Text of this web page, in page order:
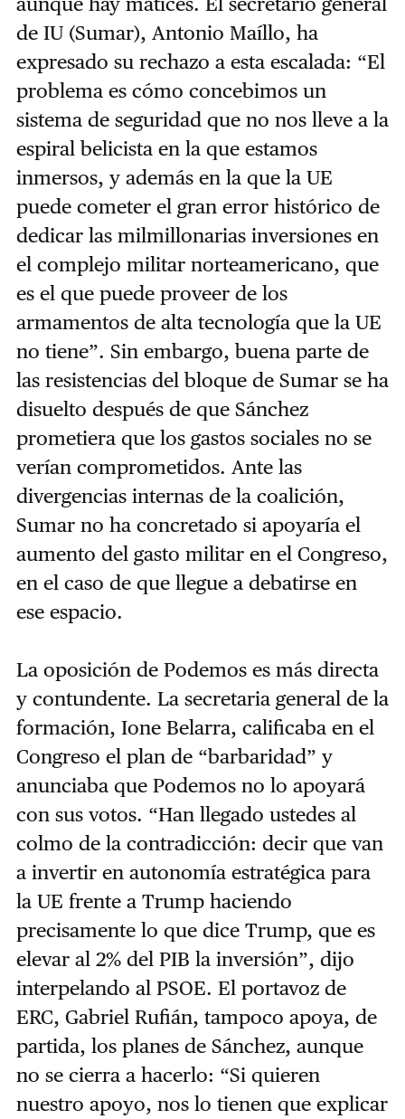
de IU (Sumar), Antonio Maíllo, ha
expresado su rechazo a esta escalada: “El
problema es cómo concebimos un
sistema de seguridad que no nos lleve a la
espiral belicista en la que estamos
inmersos, y además en la que la UE
puede cometer el gran error histórico de
dedicar las milmillonarias inversiones en
el complejo militar norteamericano, que
es el que puede proveer de los
armamentos de alta tecnología que la UE
no tiene”. Sin embargo, buena parte de
las resistencias del bloque de Sumar se ha
disuelto después de que Sánchez
prometiera que los gastos sociales no se
verían comprometidos. Ante las
divergencias internas de la coalición,
Sumar no ha concretado si apoyaría el
aumento del gasto militar en el Congreso,
en el caso de que llegue a debatirse en
ese espacio.
La oposición de Podemos es más directa
y contundente. La secretaria general de la
formación, Ione Belarra, calificaba en el
Congreso el plan de “barbaridad” y
anunciaba que Podemos no lo apoyará
con sus votos. “Han llegado ustedes al
colmo de la contradicción: decir que van
a invertir en autonomía estratégica para
la UE frente a Trump haciendo
precisamente lo que dice Trump, que es
elevar al 2% del PIB la inversión”, dijo
interpelando al PSOE. El portavoz de
ERC, Gabriel Rufián, tampoco apoya, de
partida, los planes de Sánchez, aunque
no se cierra a hacerlo: “Si quieren
nuestro apoyo, nos lo tienen que explicar